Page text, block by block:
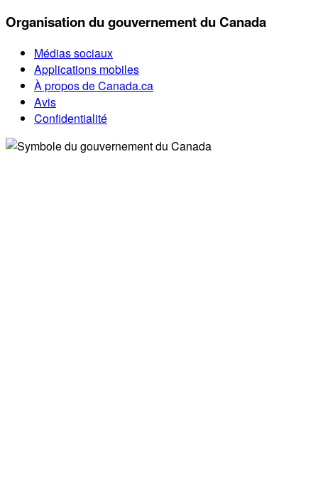
Organisation du gouvernement du Canada
Médias sociaux
Applications mobiles
À propos de Canada.ca
Avis
Confidentialité